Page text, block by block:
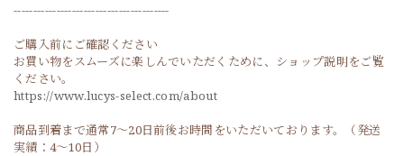
----------------------------------------
ご購入前にご確認ください
お買い物をスムーズに楽しんでいただくために、ショップ説明をご覧
ください。
https://www.lucys-select.com/about
商品到着まで通常7〜20日前後お時間をいただいております。（発送
実績：4〜10日）